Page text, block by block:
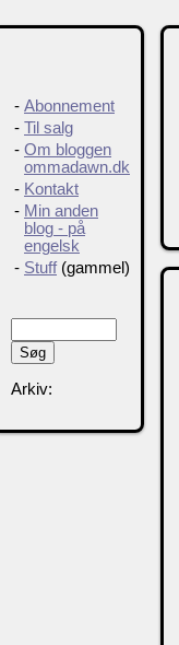
- Abonnement
- Til salg
- Om bloggen
ommadawn.dk
- Kontakt
- Min anden
blog - på
engelsk
- Stuff(gammel)
Arkiv: